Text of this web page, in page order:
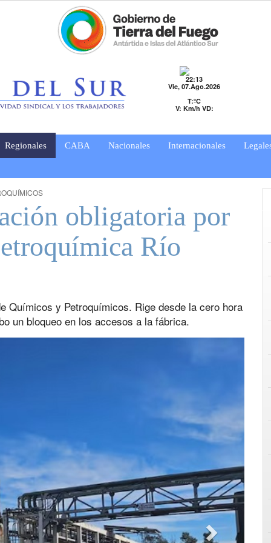
22:13
Vie, 07.Ago.2026
T:ºC
V: Km/h VD:
Regionales CABA Nacionales Internacionales
obligatoria por
Río
Químicos y Petroquímicos. Rige desde la cero hora
un bloqueo en los accesos a la fábrica.